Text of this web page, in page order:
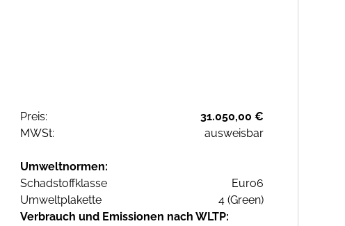
Preis:
31.050,00 €
MWSt:
ausweisbar
Umweltnormen:
Schadstoffklasse
Euro6
Umweltplakette
4 (Green)
Verbrauch und Emissionen nach WLTP: